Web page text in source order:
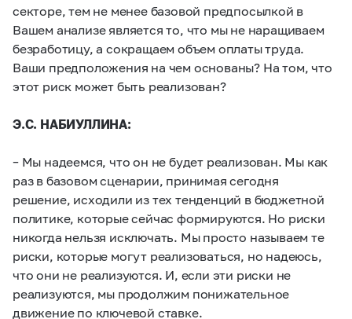
секторе, тем не менее базовой предпосылкой в
Вашем анализе является то, что мы не наращиваем
безработицу, а сокращаем объем оплаты труда.
Ваши предположения на чем основаны? На том, что
этот риск может быть реализован?
Э.С. НАБИУЛЛИНА:
– Мы надеемся, что он не будет реализован. Мы как
раз в базовом сценарии, принимая сегодня
решение, исходили из тех тенденций в бюджетной
политике, которые сейчас формируются. Но риски
никогда нельзя исключать. Мы просто называем те
риски, которые могут реализоваться, но надеюсь,
что они не реализуются. И, если эти риски не
реализуются, мы продолжим понижательное
движение по ключевой ставке.